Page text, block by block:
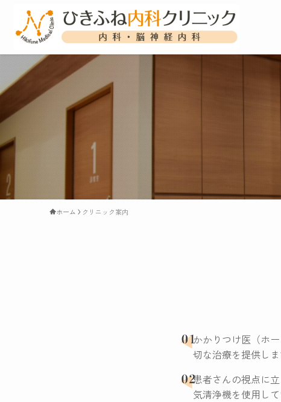
ホーム クリニック案内
かかりつけ医（ホ
切な治療を提供しま
患者さんの視点に
気清浄機を使用して